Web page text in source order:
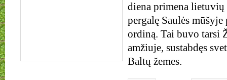
diena primena
pergalę Saulės
ordiną. Tai buvo tarsi
amžiuje, sustabdęs
Baltų žemes.